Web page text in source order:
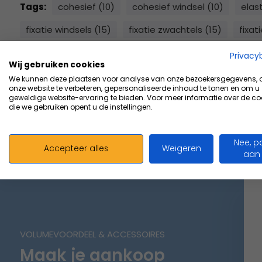
Tags: cohesief (10) cohesief windsel (10)
fixatie windsels (15)
fixatie zwachtels (15)
windsels (42)
zelfklevend (10) zwachtels (33)
VOLUMEVOORDEEL & ACCESSOIRES
Maak je aankoop
Wij gebruiken cookies
We kunnen deze plaatsen voor analyse van onze bezoekersgegevens,
onze website te verbeteren, gepersonaliseerde inhoud te tonen en om u
geweldige website-ervaring te bieden. Voor meer informatie over de
die we gebruiken opent u de instellingen.
Accepteer alles Weigeren
Nee,
aan